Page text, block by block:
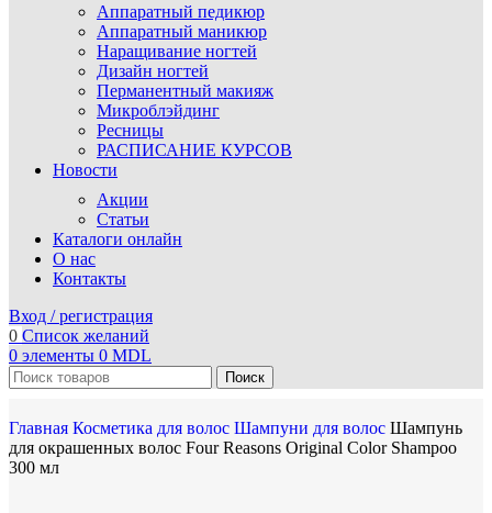
Аппаратный педикюр
Аппаратный маникюр
Наращивание ногтей
Дизайн ногтей
Перманентный макияж
Микроблэйдинг
Ресницы
РАСПИСАНИЕ КУРСОВ
Новости
Акции
Статьи
Каталоги онлайн
О нас
Контакты
Вход / регистрация
0 Список желаний
0 элементы 0 MDL
Поиск
Главная Косметика для волос Шампуни для волос Шампунь
для окрашенных волос Four Reasons Original Color Shampoo
300 мл